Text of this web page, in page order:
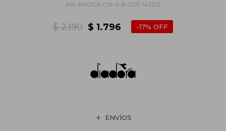
KNOCK ON-V-K-1123-143312
$ 1.796
$ 2.190 17
ENVÍOS